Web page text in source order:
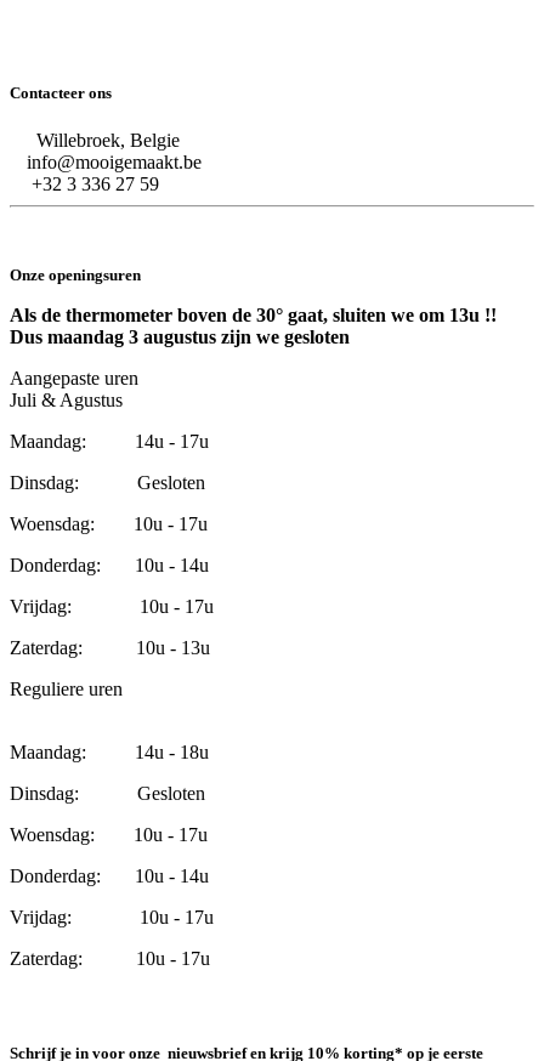
Contacteer ons
Willebroek, Belgie
info@mooigemaakt.be
+32 3 336 27 59
Onze openingsuren
Als de thermometer boven de 30° gaat, sluiten we om 13u !!
Dus maandag 3 augustus zijn we gesloten
Aangepaste uren
Juli & Agustus
Maandag: 14u - 17u
Dinsdag: Gesloten
Woensdag: 10u - 17u
Donderdag: 10u - 14u
Vrijdag: 10u - 17u
Zaterdag: 10u - 13u
Reguliere uren
Maandag: 14u - 18u
Dinsdag: Gesloten
Woensdag: 10u - 17u
Donderdag: 10u - 14u
Vrijdag: 10u - 17u
Zaterdag: 10u - 17u
Schrijf je in voor onze nieuwsbrief en krijg 10% korting* op je eerste